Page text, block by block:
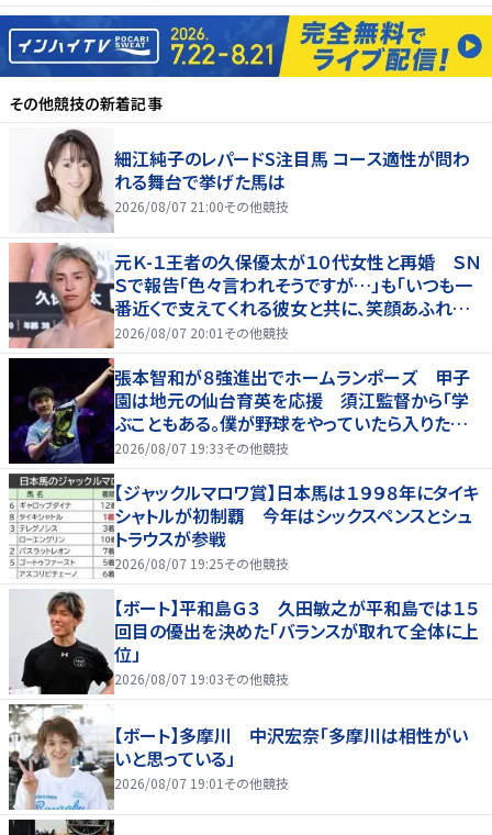
その他競技の新着記事
細江純子のレパードS注目馬 コース適性が問わ
れる舞台で挙げた馬は
2026/08/07 21:00その他競技
元Ｋ-１王者の久保優太が１０代女性と再婚 ＳＮ
Ｓで報告「色々言われそうですが…」も「いつも一
番近くで支えてくれる彼女と共に、笑顔あふれる
家庭を築いていきたい」
2026/08/07 20:01 その他競技
張本智和が８強進出でホームランポーズ 甲子
園は地元の仙台育英を応援 須江監督から「学
ぶこともある。僕が野球をやっていたら入りたかっ
た」
2026/08/07 19:33その他競技
【ジャックルマロワ賞】日本馬は１９９８年にタイキ
シャトルが初制覇 今年はシックスペンスとシュ
トラウスが参戦
2026/08/07 19:25その他競技
【ボート】平和島Ｇ３ 久田敏之が平和島では１５
回目の優出を決めた「バランスが取れて全体に上
位」
2026/08/07 19:03その他競技
【ボート】多摩川 中沢宏奈「多摩川は相性がい
いと思っている」
2026/08/07 19:01 その他競技